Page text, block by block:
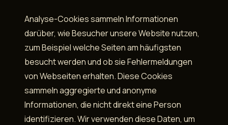
Analyse-Cookies sammeln Informationen
darüber, wie Besucher unsere Website nutzen,
zum Beispiel welche Seiten am häufigsten
besucht werden und ob sie Fehlermeldungen
von Webseiten erhalten. Diese Cookies
sammeln aggregierte und anonyme
Informationen, die nicht direkt eine Person
identifizieren. Wir verwenden diese Daten, um